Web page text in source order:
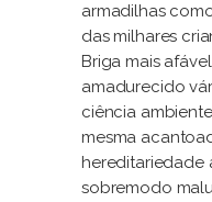
armadilhas
das milhares
Briga mais
amadurecido
ciência
mesma
hereditariedade
sobremodo